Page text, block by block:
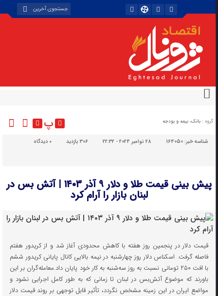
گروه : بانک، بیمه و بودجه پ
شناسه خبر:164050 28 نوامبر 2024 - 22:32 306 بازدید دیدگاه
پیش بینی قیمت طلا و دلار ۹ آذر ۱۴۰۳ | آتش بس در
لبنان بازار را آرام کرد
قیمت دلار در پنجمین روز هفته با کاهش محدودی آغاز شد و از کریدور هفتم
فاصله گرفت. اسکناس دلار روز چهارشنبه در نیمه بالایی کانال پایانی کریدور ششم
با افت ۲۵۰ تومانی نسبت به روز سه‌شنبه به کار خود پایان داد.معامله‌گران بر این
باورند که موضوع آتش‌بس در لبنان تا زمانی که به طور کامل اجرایی نشود و
مواضع ایران در این زمینه مشخص نگردد، تأثیر قابل توجهی بر روند قیمت دلار